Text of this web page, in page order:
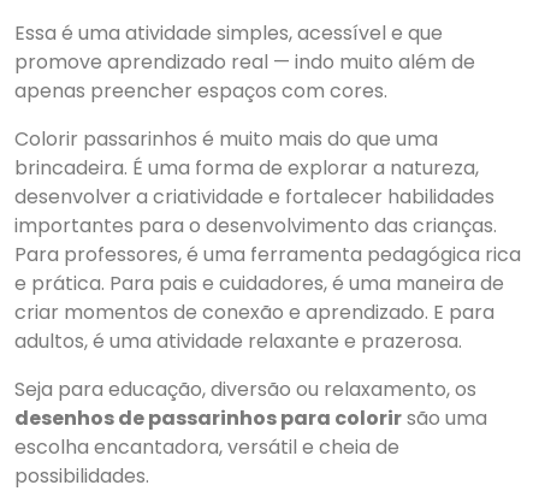
Essa é uma atividade simples, acessível e que
promove aprendizado real — indo muito além de
apenas preencher espaços com cores.
Colorir passarinhos é muito mais do que uma
brincadeira. É uma forma de explorar a natureza,
desenvolver a criatividade e fortalecer habilidades
importantes para o desenvolvimento das crianças.
Para professores, é uma ferramenta pedagógica rica
e prática. Para pais e cuidadores, é uma maneira de
criar momentos de conexão e aprendizado. E para
adultos, é uma atividade relaxante e prazerosa.
Seja para educação, diversão ou relaxamento, os
desenhos de passarinhos para colorirsão uma
escolha encantadora, versátil e cheia de
possibilidades.